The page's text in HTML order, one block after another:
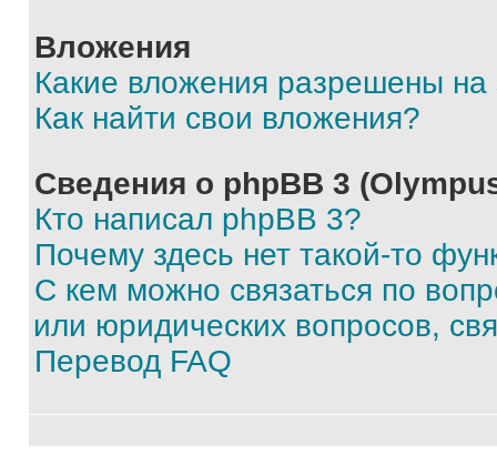
Вложения
Какие вложения разрешены
Как найти свои вложения?
Сведения о phpBB 3
Кто написал phpBB 3?
Почему здесь нет такой-то
С кем можно связаться по
или юридических вопросов,
Перевод FAQ